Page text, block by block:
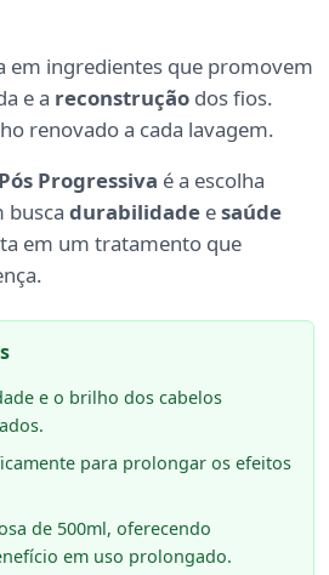
em ingredientes que promovem
e a reconstrução dos fios.
renovado a cada lavagem.
Progressiva é a escolha
busca durabilidade esaúde
em um tratamento que
e o brilho dos cabelos
para prolongar os efeitos
de 500ml, oferecendo
em uso prolongado.